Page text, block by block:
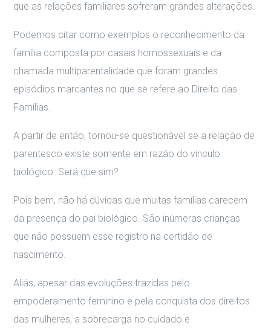
que as relações familiares sofreram grandes alterações.
Podemos citar como exemplos o reconhecimento da
família composta por casais homossexuais e da
chamada multiparentalidade que foram grandes
episódios marcantes no que se refere ao Direito das
Famílias.
A partir de então, tornou-se questionável se a relação de
parentesco existe somente em razão do vínculo
biológico. Será que sim?
Pois bem, não há dúvidas que muitas famílias carecem
da presença do pai biológico. São inúmeras crianças
que não possuem esse registro na certidão de
nascimento.
Aliás, apesar das evoluções trazidas pelo
empoderamento feminino e pela conquista dos direitos
das mulheres, a sobrecarga no cuidado e